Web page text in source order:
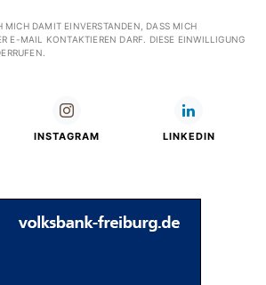
MICH DAMIT EINVERSTANDEN, DASS MICH
E-MAIL KONTAKTIEREN DARF. DIESE EINWILLIGUNG
INSTAGRAM LINKEDIN